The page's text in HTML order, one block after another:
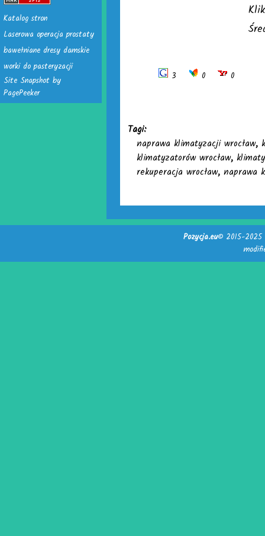
Katalog stron
Laserowa operacja prostaty
bawełniane dresy damskie
worki do pasteryzacji
Site Snapshot by
PagePeeker
3 0 0
Tagi:
naprawa klimatyzacji wrocław,
klimatyzatorów wrocław,
rekuperacja wrocław, naprawa
Pozycja.eu© 2015-